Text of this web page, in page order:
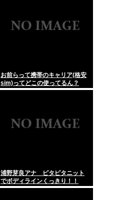
お前らって携帯のキャリア(格安
sim)ってどこの使ってるん？
浦野芽良アナ ピタピタニット
でボディラインくっきり！！